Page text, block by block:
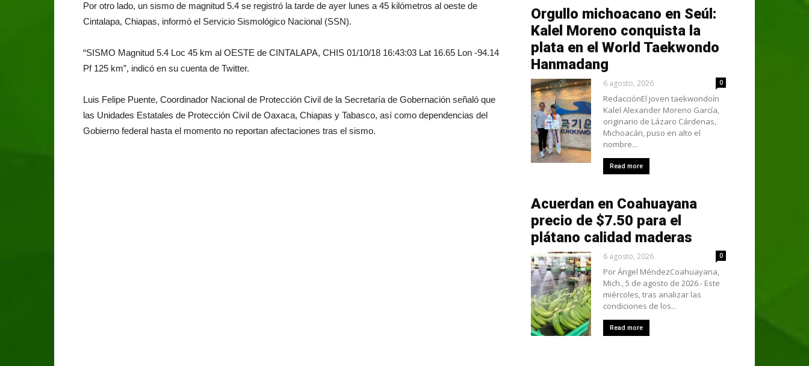
Por otro lado, un sismo de magnitud 5.4 se registró la tarde de ayer lunes a 45 kilómetros al oeste de
Cintalapa, Chiapas, informó el Servicio Sismológico Nacional (SSN).
“SISMO Magnitud 5.4 Loc 45 km al OESTE de CINTALAPA, CHIS 01/10/18 16:43:03 Lat 16.65 Lon -94.14
Pf 125 km”, indicó en su cuenta de Twitter.
Luis Felipe Puente, Coordinador Nacional de Protección Civil de la Secretaría de Gobernación señaló que
las Unidades Estatales de Protección Civil de Oaxaca, Chiapas y Tabasco, así como dependencias del
Gobierno federal hasta el momento no reportan afectaciones tras el sismo.
Orgullo michoacano en Seúl:
Kalel Moreno conquista la
plata en el World Taekwondo
Hanmadang
6 agosto, 2026 0
RedacciónEl joven taekwondoín
Kalel Alexander Moreno García,
originario de Lázaro Cárdenas,
Michoacán, puso en alto el
nombre...
Read more
Acuerdan en Coahuayana
precio de $7.50 para el
plátano calidad maderas
6 agosto, 2026 0
Por Ángel MéndezCoahuayana,
Mich., 5 de agosto de 2026.- Este
miércoles, tras analizar las
condiciones de los...
Read more